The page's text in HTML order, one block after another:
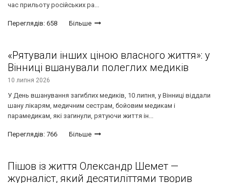
час прильоту російських ра...
Переглядів: 658 Більше
«Рятували інших ціною власного життя»: у
Вінниці вшанували полеглих медиків
10 липня 2026
У День вшанування загиблих медиків, 10 липня, у Вінниці віддали
шану лікарям, медичним сестрам, бойовим медикам і
парамедикам, які загинули, рятуючи життя ін...
Переглядів: 766 Більше
Пішов із життя Олександр Шемет —
журналіст, який десятиліттями творив